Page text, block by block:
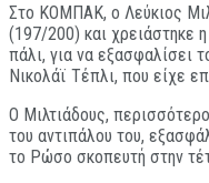
Στο ΚΟΜΠΑΚ, ο Λεύκιος
(197/200) και χρειάστηκε η
πάλι, για να εξασφαλίσει
Νικολάϊ Τέπλι, που είχε
Ο Μιλτιάδους,
του αντιπάλου του,
το Ρώσο σκοπευτή στην